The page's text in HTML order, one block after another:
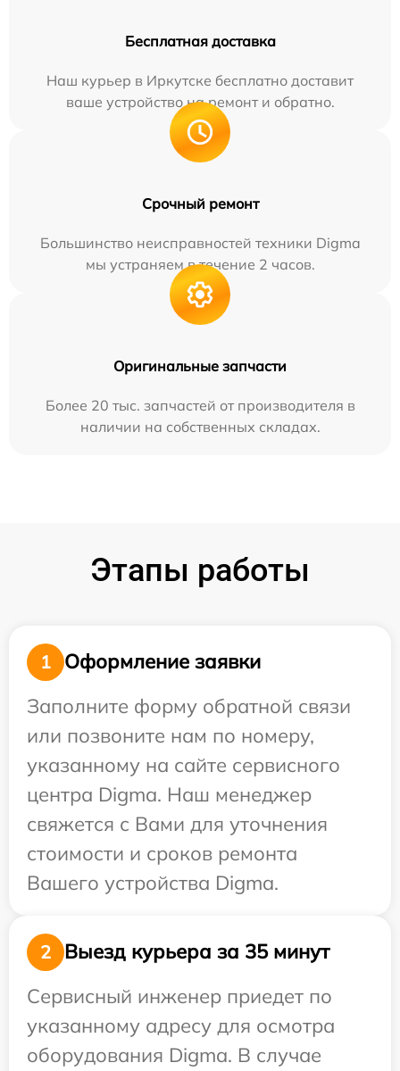
Бесплатная доставка
Наш курьер в Иркутске бесплатно доставит
ваше устройство на ремонт и обратно.
Срочный ремонт
Большинство неисправностей техники Digma
мы устраняем в течение 2 часов.
Оригинальные запчасти
Более 20 тыс. запчастей от производителя в
наличии на собственных складах.
Этапы работы
1
Оформление заявки
Заполните форму обратной связи
или позвоните нам по номеру,
указанному на сайте сервисного
центра Digma. Наш менеджер
свяжется с Вами для уточнения
стоимости и сроков ремонта
Вашего устройства Digma.
2
Выезд курьера за 35 минут
Сервисный инженер приедет по
указанному адресу для осмотра
оборудования Digma. В случае